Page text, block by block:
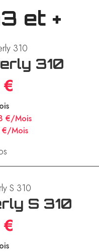
et +
310
€/Mois
€/Mois
S 310